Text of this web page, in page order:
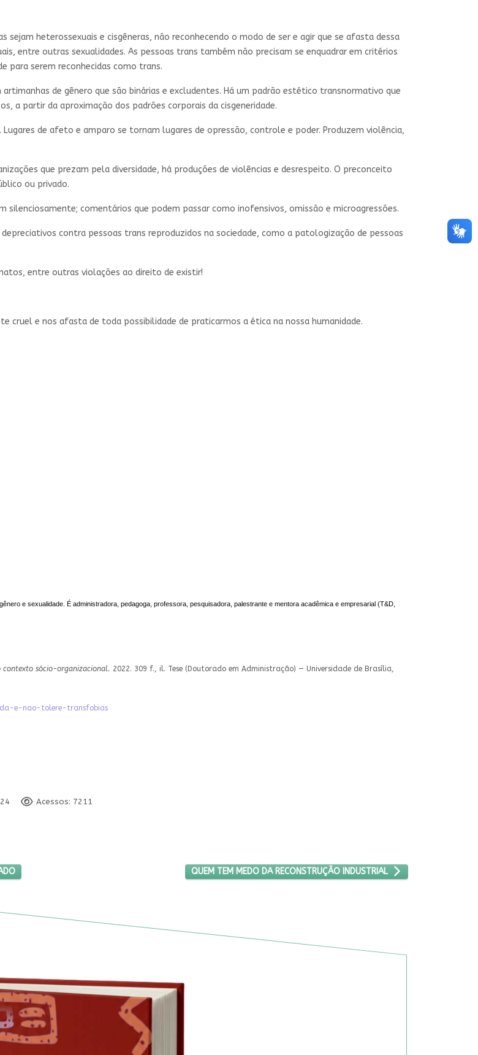
heterossexuais e cisgêneras, não reconhecendo o modo de ser e agir que se afasta dessa
entre outras sexualidades. As pessoas trans também não precisam se enquadrar em critérios
para serem reconhecidas como trans.
de gênero que são binárias e excludentes. Há um padrão estético transnormativo que
a partir da aproximação dos padrões corporais da cisgeneridade.
de afeto e amparo se tornam lugares de opressão, controle e poder. Produzem violência,
que prezam pela diversidade, há produções de violências e desrespeito. O preconceito
ou privado.
silenciosamente; comentários que podem passar como inofensivos, omissão e microagressões.
contra pessoas trans reproduzidos na sociedade, como a patologização de pessoas
entre outras violações ao direito de existir!
cruel e nos afasta de toda possibilidade de praticarmos a ética na nossa humanidade.
e sexualidade. É administradora, pedagoga, professora, pesquisadora, palestrante e mentora acadêmica e empresarial (T&D,
contexto sócio-organizacional. 2022. 309 f., il. Tese (Doutorado em Administração) — Universidade de Brasília,
e-nao-tolere-transfobias
Acessos: 7211
DO CUIDADO PRÓXIMO ARTIGO: QUEM TEM MEDO DA RECONSTRUÇÃO INDUSTRIAL
QUEM TEM MEDO DA RECONSTRUÇÃO INDUSTRIAL